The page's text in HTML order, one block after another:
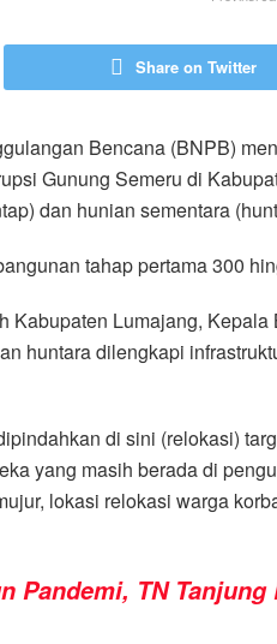
Share on Twitter
Bencana (BNPB)
Gunung Semeru di
dan hunian sementara
tahap pertama 300
Kabupaten Lumajang,
huntara dilengkapi
di sini (relokasi)
yang masih berada di
lokasi relokasi warga
Pandemi, TN